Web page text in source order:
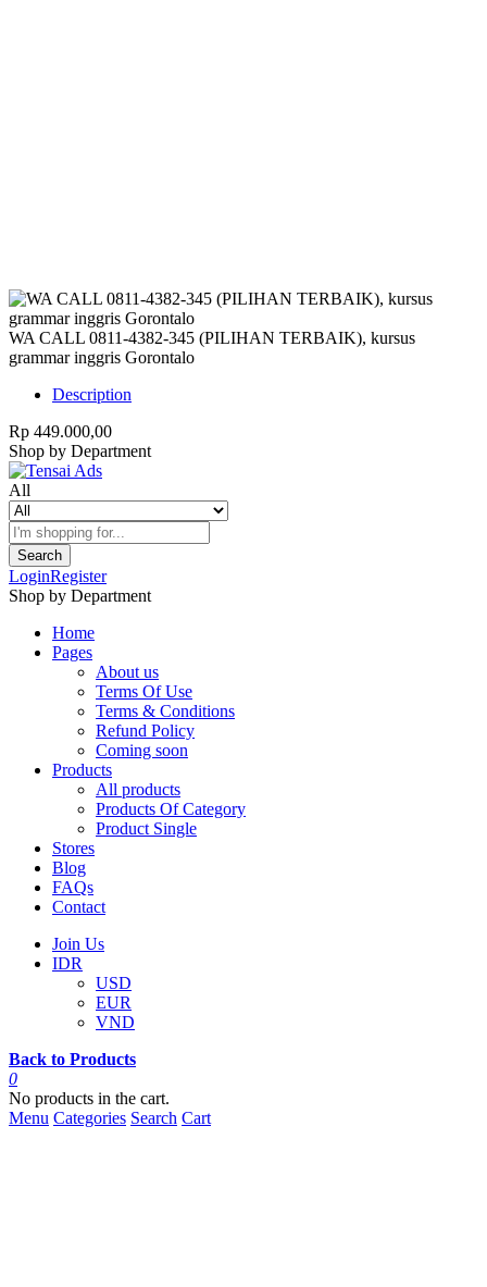
WA CALL 0811-4382-345 (PILIHAN TERBAIK), kursus
grammar inggris Gorontalo
Description
Rp 449.000,00
Shop by Department
All
Search
LoginRegister
Shop by Department
Home
Pages
About us
Terms Of Use
Terms & Conditions
Refund Policy
Coming soon
Products
All products
Products Of Category
Product Single
Stores
Blog
FAQs
Contact
Join Us
IDR
USD
EUR
VND
Back to Products
0
No products in the cart.
Menu Categories Search Cart